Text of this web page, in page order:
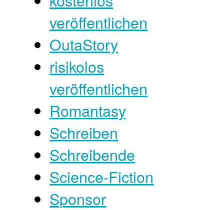
veröffentlichen
OutaStory
risikolos
veröffentlichen
Romantasy
Schreiben
Schreibende
Science-Fiction
Sponsor